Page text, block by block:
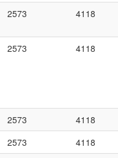
2573 4118
2573 4118
2573
4118
2573
4118